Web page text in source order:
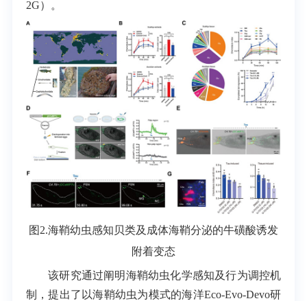
2G）。
图2.海鞘幼虫感知贝类及成体海鞘分泌的牛磺酸诱发
附着变态
该研究通过阐明海鞘幼虫化学感知及行为调控机
制，提出了以海鞘幼虫为模式的海洋Eco-Evo-Devo研